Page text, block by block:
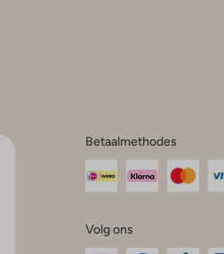
Betaalmethodes
Volg ons